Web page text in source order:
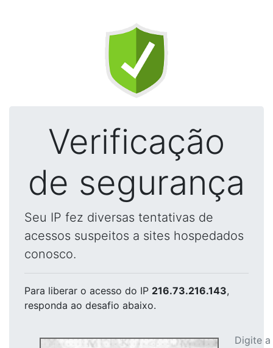
Verificação
de segurança
Seu IP fez diversas tentativas de
acessos suspeitos a sites hospedados
conosco.
Para liberar o acesso do IP 216.73.216.143,
responda ao desafio abaixo.
Digite